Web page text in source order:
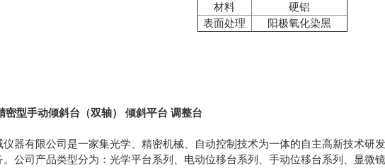
材料
硬铝
表面处理
阳极氧化染黑
密型手动倾斜台（双轴） 倾斜平台 调整台
仪器有限公司是一家集光学、精密机械、自动控制技术为一体的自主高新技术研
。公司产品类型分为：光学平台系列、电动位移台系列、手动位移台系列、显微